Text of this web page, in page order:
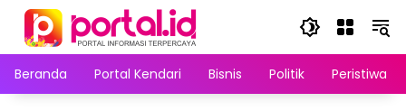
Langsung
konten
Beranda
Portal Kendari Bisnis Politik Peristiwa